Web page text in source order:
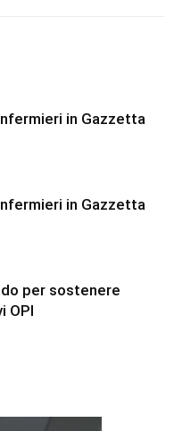
in Gazzetta
in Gazzetta
per sostenere
OPI